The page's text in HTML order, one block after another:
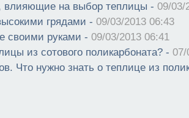
влияющие на выбор теплицы -09/03/
грядами -09/03/2013 06:43
своими руками -09/03/2013 06:41
из сотового поликарбоната? -07/
Что нужно знать о теплице из